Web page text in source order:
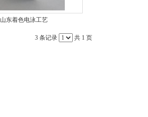
山东着色电泳工艺
3 条记录 共 1 页